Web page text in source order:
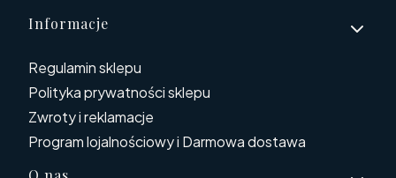
Informacje
Regulamin sklepu
Polityka prywatności sklepu
Zwroty i reklamacje
Program lojalnościowy i Darmowa dostawa